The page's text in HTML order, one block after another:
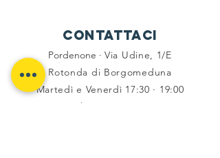
Contattaci
Pordenone ·Via Udine, 1/E
Rotonda di Borgomeduna
Martedì e Venerdì 17:30 · 19:00
Tel -